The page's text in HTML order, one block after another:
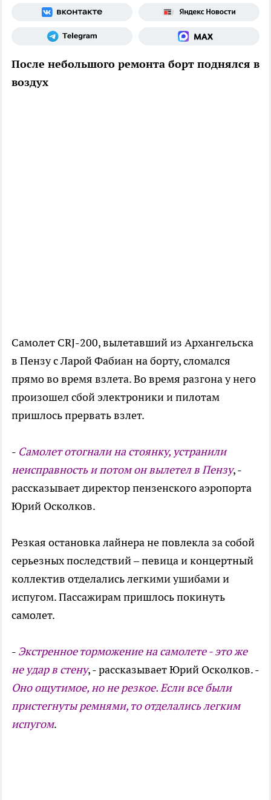
После небольшого ремонта борт поднялся в
воздух
Самолет CRJ-200, вылетавший из Архангельска
в Пензу с Ларой Фабиан на борту, сломался
прямо во время взлета. Во время разгона у него
произошел сбой электроники и пилотам
пришлось прервать взлет.
- Самолет отогнали на стоянку, устранили
неисправность и потом он вылетел в Пензу, -
рассказывает директор пензенского аэропорта
Юрий Осколков.
Резкая остановка лайнера не повлекла за собой
серьезных последствий – певица и концертный
коллектив отделались легкими ушибами и
испугом. Пассажирам пришлось покинуть
самолет.
- Экстренное торможение на самолете - это же
не удар в стену, - рассказывает Юрий Осколков. -
Оно ощутимое, но не резкое. Если все были
пристегнуты ремнями, то отделались легким
испугом.